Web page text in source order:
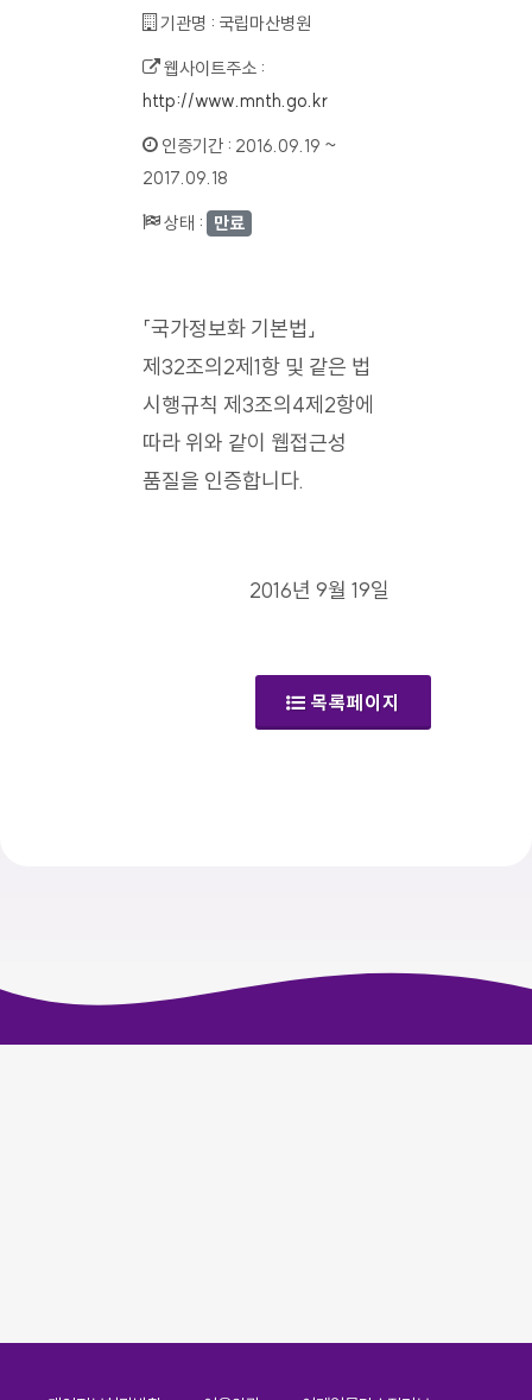
기관명 : 국립마산병원
웹사이트주소 :
http://www.mnth.go.kr
인증기간 : 2016.09.19 ~
2017.09.18
상태 : 만료
「국가정보화 기본법」
제32조의2제1항 및 같은 법
시행규칙 제3조의4제2항에
따라 위와 같이 웹접근성
품질을 인증합니다.
2016년 9월 19일
목록페이지